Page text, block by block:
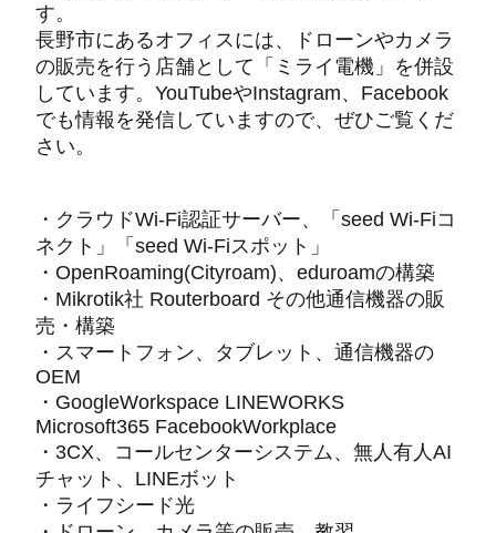
す。
長野市にあるオフィスには、ドローンやカメラ
の販売を行う店舗として「ミライ電機」を併設
しています。YouTubeやInstagram、Facebook
でも情報を発信していますので、ぜひご覧くだ
さい。
・クラウドWi-Fi認証サーバー、「seed Wi-Fiコ
ネクト」「seed Wi-Fiスポット」
・OpenRoaming(Cityroam)、eduroamの構築
・Mikrotik社 Routerboard その他通信機器の販
売・構築
・スマートフォン、タブレット、通信機器の
OEM
・GoogleWorkspace LINEWORKS
Microsoft365 FacebookWorkplace
・3CX、コールセンターシステム、無人有人AI
チャット、LINEボット
・ライフシード光